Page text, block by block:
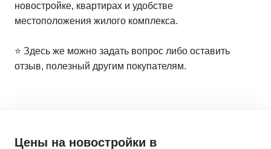
новостройке, квартирах и удобстве
местоположения жилого комплекса.
⭐️ Здесь же можно задать вопрос либо оставить
отзыв, полезный другим покупателям.
Цены на новостройки в